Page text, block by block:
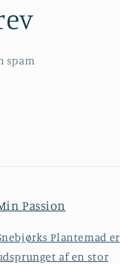
spam
Passion
Plantemad er
af en stor